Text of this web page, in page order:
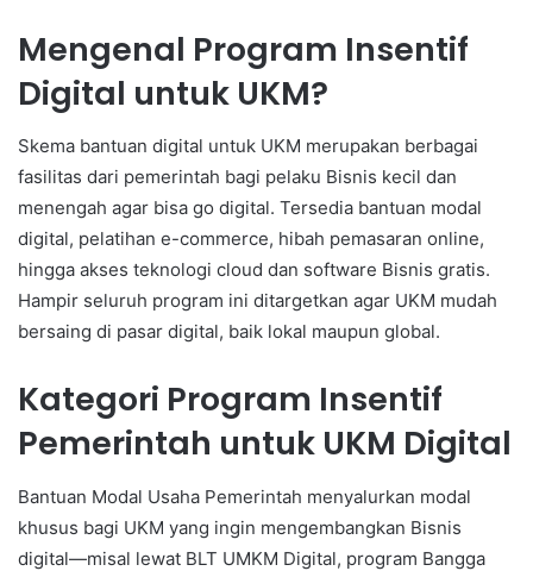
Mengenal Program Insentif
Digital untuk UKM?
Skema bantuan digital untuk UKM merupakan berbagai
fasilitas dari pemerintah bagi pelaku Bisnis kecil dan
menengah agar bisa go digital. Tersedia bantuan modal
digital, pelatihan e-commerce, hibah pemasaran online,
hingga akses teknologi cloud dan software Bisnis gratis.
Hampir seluruh program ini ditargetkan agar UKM mudah
bersaing di pasar digital, baik lokal maupun global.
Kategori Program Insentif
Pemerintah untuk UKM Digital
Bantuan Modal Usaha Pemerintah menyalurkan modal
khusus bagi UKM yang ingin mengembangkan Bisnis
digital—misal lewat BLT UMKM Digital, program Bangga